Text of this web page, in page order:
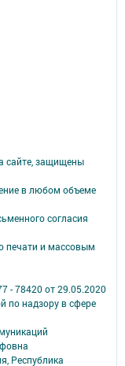
сайте, защищены
в любом объеме
согласия
печати и массовым
- 78420 от 29.05.2020
по надзору в сфере
Республика